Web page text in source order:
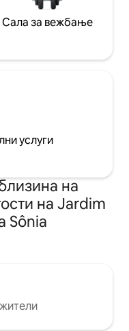
Сала за вежбање
услуги
на
на Jardim
Sônia